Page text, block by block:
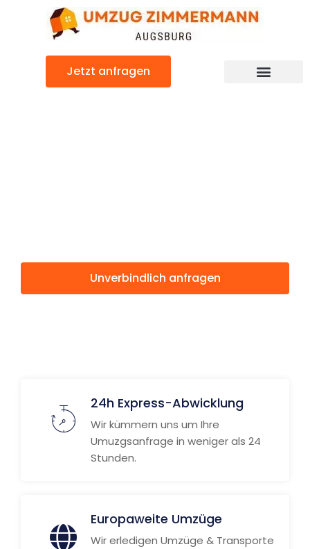
Jetzt anfragen
Unverbindlich anfragen
24h Express-Abwicklung
Wir kümmern uns um Ihre
Umuzgsanfrage in weniger als 24
Stunden.
Europaweite Umzüge
Wir erledigen Umzüge & Transporte